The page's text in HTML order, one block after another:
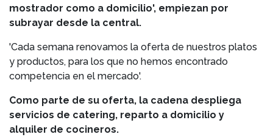
mostrador como a domicilio', empiezan por
subrayar desde la central.
'Cada semana renovamos la oferta de nuestros platos
y productos, para los que no hemos encontrado
competencia en el mercado'.
Como parte de su oferta, la cadena despliega
servicios de catering, reparto a domicilio y
alquiler de cocineros.